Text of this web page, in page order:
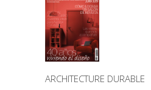
ARCHITECTURE DURABLE